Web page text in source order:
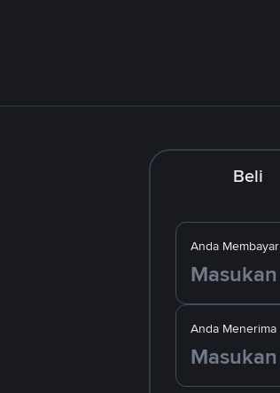
Beli
Anda Membayar
Anda Menerima